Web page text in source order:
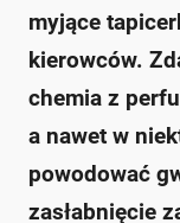
myjące
kierowców.
chemia z
a nawet w
powodować
zasłabnięcie